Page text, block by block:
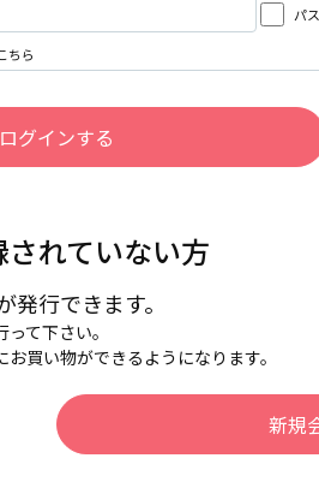
パ
ちら
れていない方
行できます。
て下さい。
買い物ができるようになります。